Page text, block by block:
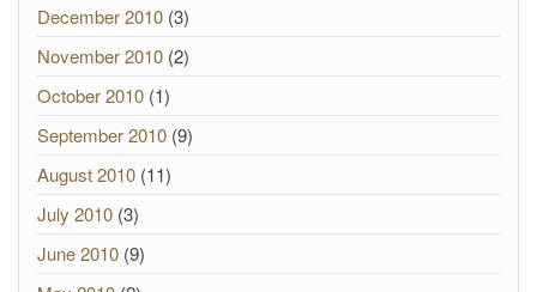
December 2010 (3)
November 2010 (2)
October 2010 (1)
September 2010 (9)
August 2010 (11)
July 2010 (3)
June 2010 (9)